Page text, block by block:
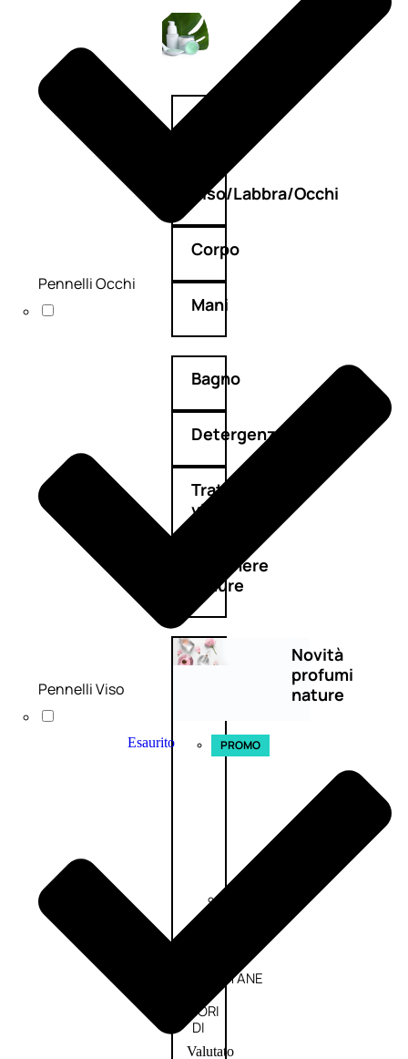
Profumi
Viso/Labbra/Occhi
Corpo
Mani
Bagno
Detergenza
Trattamenti
viso
Maschere
nature
Novità
profumi
nature
Esaurito PROMO
Donna
L’OCCITANE
EDT
FIORI
DI
Valutato
Pennelli Occhi
Pennelli Viso